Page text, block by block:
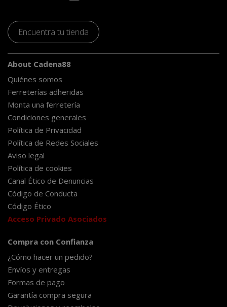
Encuentra tu tienda
About Cadena88
Quiénes somos
Ferreterías adheridas
Monta una ferretería
Condiciones generales
Política de Privacidad
Política de Redes Sociales
Aviso legal
Política de cookies
Canal Ético de Denuncias
Código de Conducta
Código Ético
Acceso Privado Asociados
Compra con Confianza
¿Cómo hacer un pedido?
Envíos y entregas
Formas de pago
Garantía compra segura